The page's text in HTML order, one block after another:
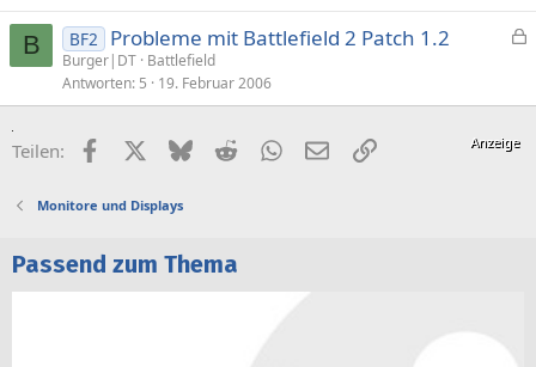
B
p
BF2 Probleme mit Battlefield 2 Patch 1.2
Burger|DT Battlefield
Antworten 5 19. Februar 2006
Teilen: FacebookX (Twitter)
BlueskyRedditWhatsApp
E-MailLink
Monitore und Displays
Passend zum Thema